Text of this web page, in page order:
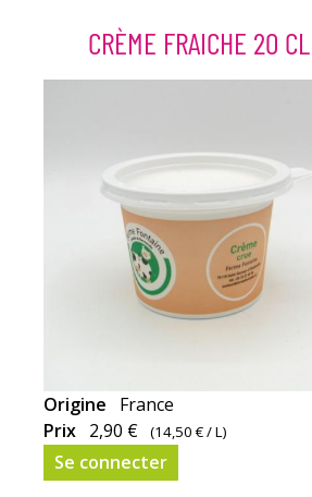
CRÈME FRAICHE 20 CL
Origine
France
Prix 2,90 € (14,50 €/ L)
Se connecter